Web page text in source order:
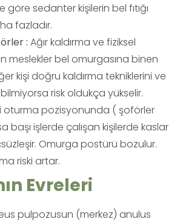
göre sedanter kişilerin bel fıtığı
fazladır.
: Ağır kaldırma ve fiziksel
meslekler bel omurgasına binen
kişi doğru kaldırma tekniklerini ve
risk oldukça yükselir.
oturma pozisyonunda ( şoförler
başı işlerde çalışan kişilerde kaslar
Omurga postürü bozulur.
riski artar.
Evreleri
pulpozusun (merkez) anulus